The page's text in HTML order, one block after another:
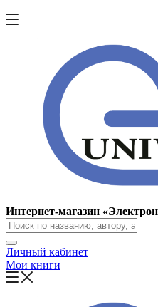
Интернет-магазин
Личный кабинет
Мои книги